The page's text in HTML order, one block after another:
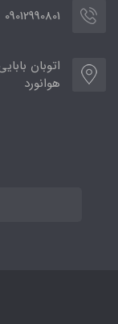
09012990801
هوانورد